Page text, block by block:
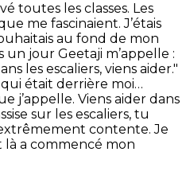
toutes les classes. Les
me fascinaient. J’étais
au fond de mon
un jour Geetaji m’appelle :
les escaliers, viens aider."
était derrière moi…
j’appelle. Viens aider dans
sur les escaliers, tu
contente. Je
là a commencé mon